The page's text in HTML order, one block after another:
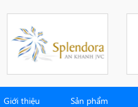
Giới thiệu Sản phẩm